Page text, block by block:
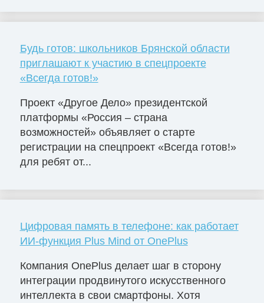
Будь готов: школьников Брянской области
приглашают к участию в спецпроекте
«Всегда готов!»
Проект «Другое Дело» президентской
платформы «Россия – страна
возможностей» объявляет о старте
регистрации на спецпроект «Всегда готов!»
для ребят от...
Цифровая память в телефоне: как работает
ИИ-функция Plus Mind от OnePlus
Компания OnePlus делает шаг в сторону
интеграции продвинутого искусственного
интеллекта в свои смартфоны. Хотя